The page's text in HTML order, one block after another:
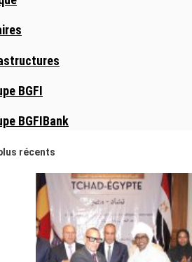
BGFI
BGFIBank
récents